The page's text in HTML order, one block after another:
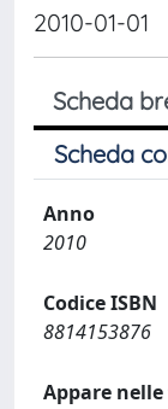
2010-01-01
Scheda
Scheda
Anno
2010
Codice ISBN
8814153876
Appare